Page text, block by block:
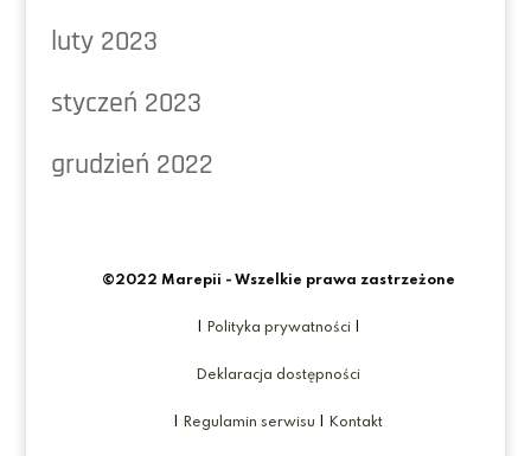
luty 2023
styczeń 2023
grudzień 2022
©2022 Marepii - Wszelkie prawa zastrzeżone
Polityka prywatności
Deklaracja dostępności
Regulamin serwisu Kontakt